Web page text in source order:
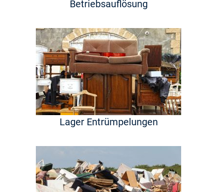
Betriebsauflösung
Lager Entrümpelungen